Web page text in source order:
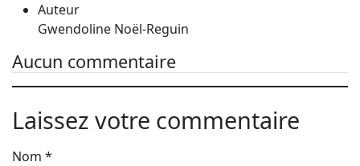
Auteur
Gwendoline Noël-Reguin
Aucun commentaire
Laissez votre commentaire
Nom *